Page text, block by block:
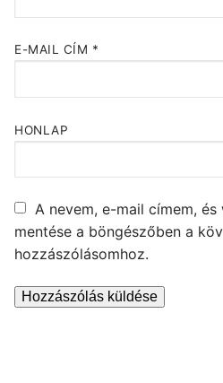
E-MAIL CÍM *
HONLAP
A nevem, e-mail címem,
mentése a böngészőben a
hozzászólásomhoz.